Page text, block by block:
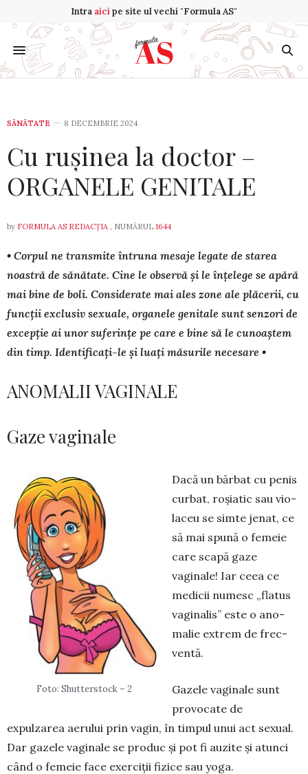
Intra aicipe site ul vechi "Formula AS"
SĂNĂTATE 8 DECEMBRIE 2024
Cu rușinea la doctor –
ORGANELE GENITALE
by FORMULA AS REDACȚIA , NUMĂRUL 1644
• Corpul ne transmite întruna mesaje legate de starea
noastră de sănătate. Cine le observă și le înțelege se apără
mai bine de boli. Considerate mai ales zone ale plăcerii, cu
funcții exclusiv sexuale, organele genitale sunt senzori de
excepție ai unor suferințe pe care e bine să le cunoaștem
din timp. Identificați-le și luați măsurile necesare •
ANOMALII VAGINALE
Gaze vaginale
Foto: Shutterstock – 2
Dacă un bărbat cu penis
curbat, roșiatic sau vio­
laceu se simte jenat, ce
să mai spună o femeie
care scapă gaze
vaginale! Iar ceea ce
medicii numesc „flatus
vaginalis” este o ano­
malie extrem de frec­
ventă.
Gazele vaginale sunt
provocate de
expulzarea ae­rului prin vagin, în tim­pul unui act sexual.
Dar gazele vaginale se produc și pot fi auzite și atunci
când o femeie face exer­ciții fizice sau yoga.